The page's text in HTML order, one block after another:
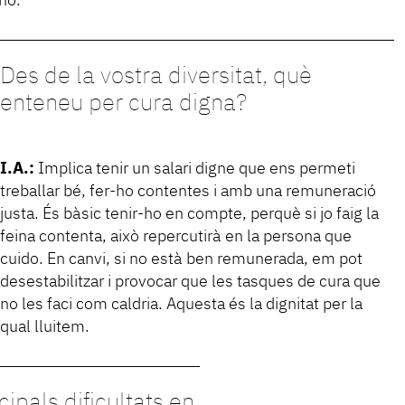
Des de la vostra diversitat, què
enteneu per cura digna?
I.A.: Implica tenir un salari digne que ens permeti
treballar bé, fer-ho contentes i amb una remuneració
justa. És bàsic tenir-ho en compte, perquè si jo faig la
feina contenta, això repercutirà en la persona que
cuido. En canvi, si no està ben remunerada, em pot
desestabilitzar i provocar que les tasques de cura que
no les faci com caldria. Aquesta és la dignitat per la
qual lluitem.